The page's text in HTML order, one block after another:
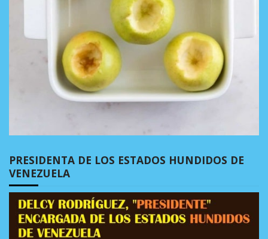
PRESIDENTA DE LOS ESTADOS HUNDIDOS DE
VENEZUELA